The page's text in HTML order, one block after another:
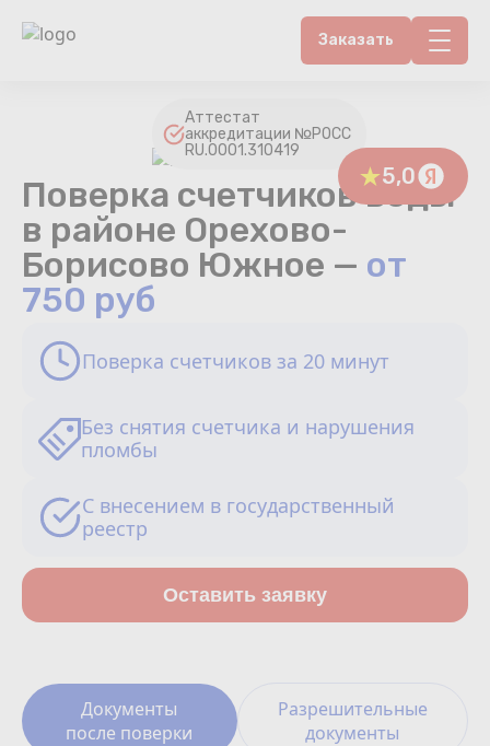
Заказать
Счетчики воды
Теплосчетчики
Услуги лаборатории
Аршин
Вопрос-ответ
Сотрудничество
Бонусы
Аттестат
аккредитации №РОСС
RU.0001.310419
5,0
Поверка счетчиков воды
в районе Орехово-
Борисово Южное — от
750 руб
Поверка счетчиков за 20 минут
Без снятия счетчика и нарушения
пломбы
С внесением в государственный
реестр
Оставить заявку
Документы
после поверки
Разрешительные
документы